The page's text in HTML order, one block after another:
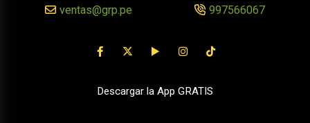
ventas@grp.pe 997566067
Descargar la App GRATIS